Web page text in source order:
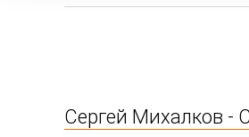
Сергей Михалков -